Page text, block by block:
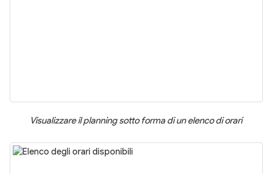
Visualizzare il planning sotto forma di un elenco di orari